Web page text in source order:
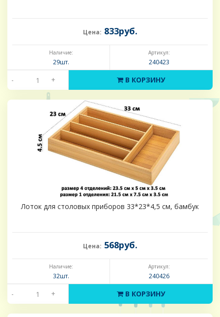
Цена: 833руб.
Наличие:
29шт.
Артикул:
240423
- + В КОРЗИНУ
Лоток для столовых приборов 33*23*4,5 см, бамбук
Цена: 568руб.
Наличие:
32шт.
Артикул:
240426
- + В КОРЗИНУ